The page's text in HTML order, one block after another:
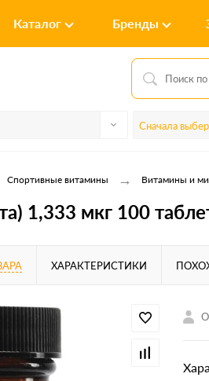
Каталог Бренды
Сначала
Спортивные витамины → Витамины и
1,333 мкг 100
ХАРАКТЕРИСТИКИ